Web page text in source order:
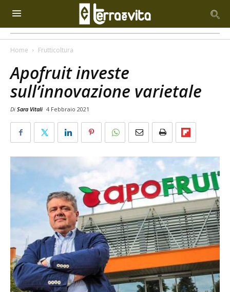
Home Frutticoltura
Apofruit investe
sull’innovazione varietale
Di Sara Vitali 4 Febbraio 2021